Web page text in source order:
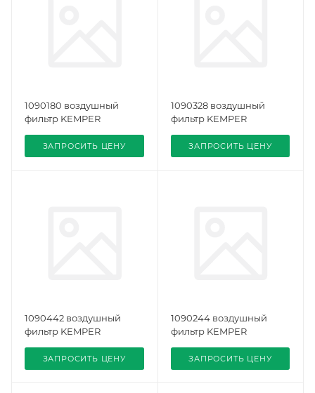
1090180 воздушный
фильтр KEMPER
ЗАПРОСИТЬ ЦЕНУ
1090328 воздушный
фильтр KEMPER
ЗАПРОСИТЬ ЦЕНУ
1090442 воздушный
фильтр KEMPER
ЗАПРОСИТЬ ЦЕНУ
1090244 воздушный
фильтр KEMPER
ЗАПРОСИТЬ ЦЕНУ